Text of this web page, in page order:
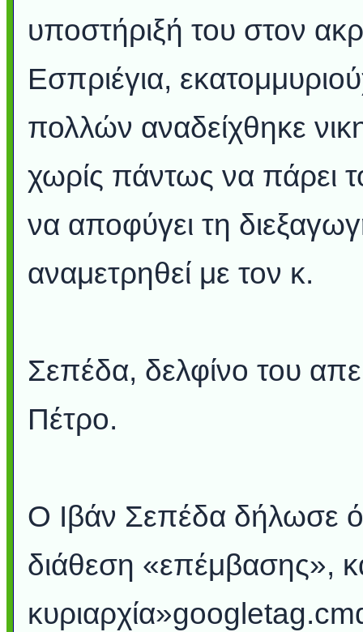
υποστήριξή του στον
Εσπριέγια,
πολλών αναδείχθηκε
χωρίς πάντως να πάρει
να αποφύγει τη
αναμετρηθεί με τον κ.
Σεπέδα, δελφίνο του
Πέτρο.
Ο Ιβάν Σεπέδα δήλωσε
διάθεση «επέμβασης»,